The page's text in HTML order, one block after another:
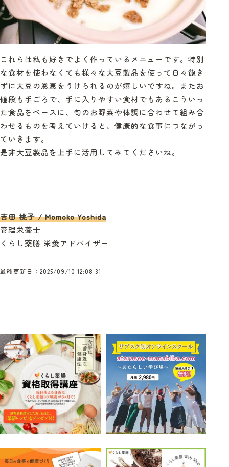
これらは私も好きでよく作っているメニューです。特別
な食材を使わなくても様々な大豆製品を使って日々飽き
ずに大豆の恩恵をうけられるのが嬉しいですね。またお
値段も手ごろで、手に入りやすい食材でもあるこういっ
た食品をベースに、旬のお野菜や体調に合わせて組み合
わせるものを考えていけると、健康的な食事につながっ
ていきます。
是非大豆製品を上手に活用してみてくださいね。
吉田 桃子 / Momoko Yoshida
管理栄養士
くらし薬膳 栄養アドバイザー
最終更新日：2025/09/10 12:08:31